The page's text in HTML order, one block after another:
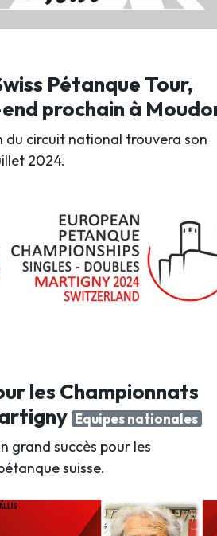
Pétanque Tour,
prochain à
du circuit national trouvera son
2024.
les Championnats
Equipes nationales
grand succès pour les
suisse.